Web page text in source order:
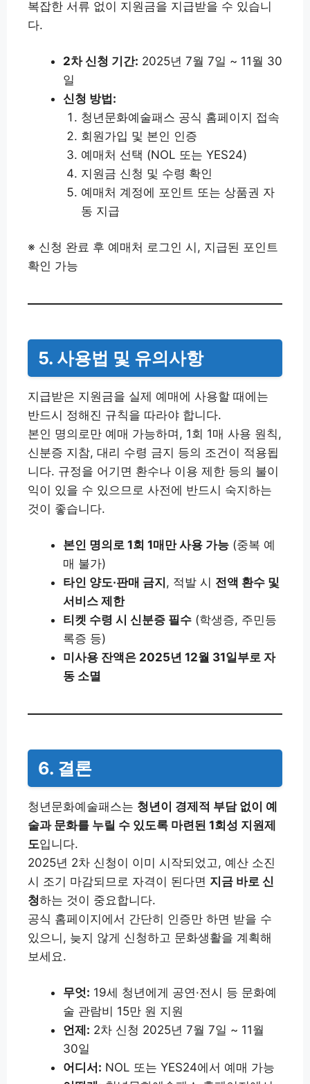
복잡한 서류 없이 지원금을 지급받을 수 있습니
다.
2차 신청 기간: 2025년 7월 7일 ~ 11월 30
일
신청 방법:
청년문화예술패스 공식 홈페이지 접속
회원가입 및 본인 인증
예매처 선택 (NOL 또는 YES24)
지원금 신청 및 수령 확인
예매처 계정에 포인트 또는 상품권 자
동 지급
※ 신청 완료 후 예매처 로그인 시, 지급된 포인트
확인 가능
5. 사용법 및 유의사항
지급받은 지원금을 실제 예매에 사용할 때에는
반드시 정해진 규칙을 따라야 합니다.
본인 명의로만 예매 가능하며, 1회 1매 사용 원칙,
신분증 지참, 대리 수령 금지 등의 조건이 적용됩
니다. 규정을 어기면 환수나 이용 제한 등의 불이
익이 있을 수 있으므로 사전에 반드시 숙지하는
것이 좋습니다.
본인 명의로 1회 1매만 사용 가능 (중복 예
매 불가)
타인 양도·판매 금지 , 적발 시 전액 환수 및
서비스 제한
티켓 수령 시 신분증 필수 (학생증, 주민등
록증 등)
미사용 잔액은 2025년 12월 31일부로 자
동 소멸
6. 결론
청년문화예술패스는 청년이 경제적 부담 없이 예
술과 문화를 누릴 수 있도록 마련된 1회성 지원제
도입니다.
2025년 2차 신청이 이미 시작되었고, 예산 소진
시 조기 마감되므로 자격이 된다면 지금 바로 신
청하는 것이 중요합니다.
공식 홈페이지에서 간단히 인증만 하면 받을 수
있으니, 늦지 않게 신청하고 문화생활을 계획해
보세요.
무엇: 19세 청년에게 공연·전시 등 문화예
술 관람비 15만 원 지원
언제: 2차 신청 2025년 7월 7일 ~ 11월
30일
어디서: NOL 또는 YES24에서 예매 가능